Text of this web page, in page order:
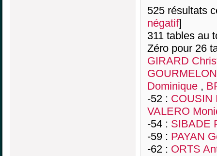
525 résultats
négatif]
311 tables au
Zéro pour 26
GIRARD
Dominique ,
-52 : COUSIN
VALERO
-54 : SIBADE
-59 : PAYAN
-62 : ORTS